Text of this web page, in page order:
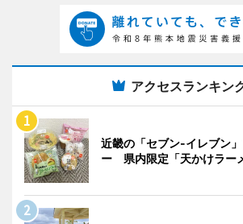
アクセスランキン
近畿の「セブン-イレブン
ー 県内限定「天かけラー